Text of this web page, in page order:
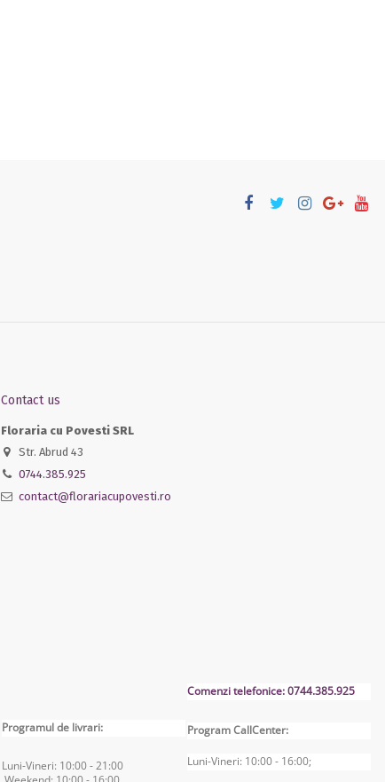
Contact us
Floraria cu Povesti SRL
Str. Abrud 43
0744.385.925
contact@florariacupovesti.ro
Programul de livrari:
Luni-Vineri: 10:00 - 21:00
Comenzi telefonice: 0744.385.925
Program CallCenter:
Luni-Vineri: 10:00 - 16:00;